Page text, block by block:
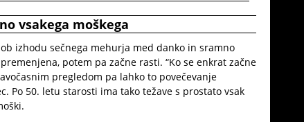
vsakega moškega
izhodu sečnega mehurja med danko in sramno
potem pa začne rasti. “Ko se enkrat začne
pregledom pa lahko to povečevanje
Po 50. letu starosti ima tako težave s prostato vsak